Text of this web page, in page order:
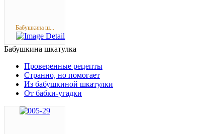
Бабушкина ш...
Бабушкина шкатулка
Проверенные рецепты
Странно, но помогает
Из бабушкиной шкатулки
От бабки-угадки